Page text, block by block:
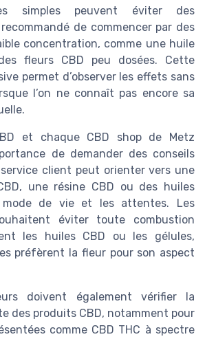
simples peuvent éviter des
de commencer par des
concentration, comme une huile
fleurs CBD peu dosées. Cette
permet d’observer les effets sans
l’on ne connaît pas encore sa
et chaque CBD shop de Metz
de demander des conseils
service client peut orienter vers une
une résine CBD ou des huiles
mode de vie et les attentes. Les
éviter toute combustion
les huiles CBD ou les gélules,
préfèrent la fleur pour son aspect
doivent également vérifier la
des produits CBD, notamment pour
comme CBD THC à spectre